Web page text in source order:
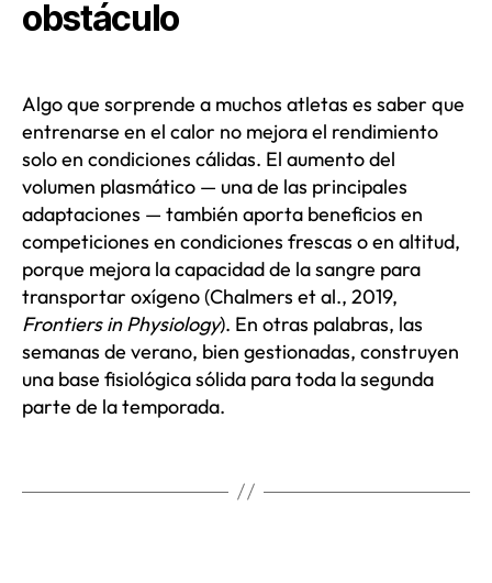
obstáculo
Algo que sorprende a muchos atletas es saber que
entrenarse en el calor no mejora el rendimiento
solo en condiciones cálidas. El aumento del
volumen plasmático — una de las principales
adaptaciones — también aporta beneficios en
competiciones en condiciones frescas o en altitud,
porque mejora la capacidad de la sangre para
transportar oxígeno (Chalmers et al., 2019,
Frontiers in Physiology). En otras palabras, las
semanas de verano, bien gestionadas, construyen
una base fisiológica sólida para toda la segunda
parte de la temporada.